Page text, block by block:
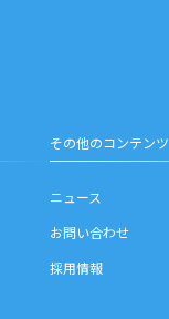
その他のコンテンツ
ニュース
お問い合わせ
採用情報